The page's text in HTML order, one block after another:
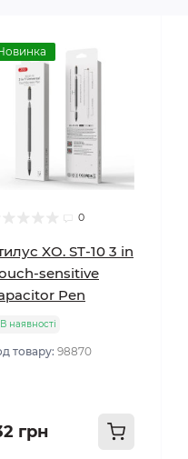
0
XO. ST-10 3 in
sensitive
Pen
В наявності
товару: 98870
грн